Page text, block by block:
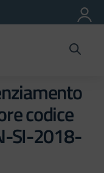
codice
SI-2018-